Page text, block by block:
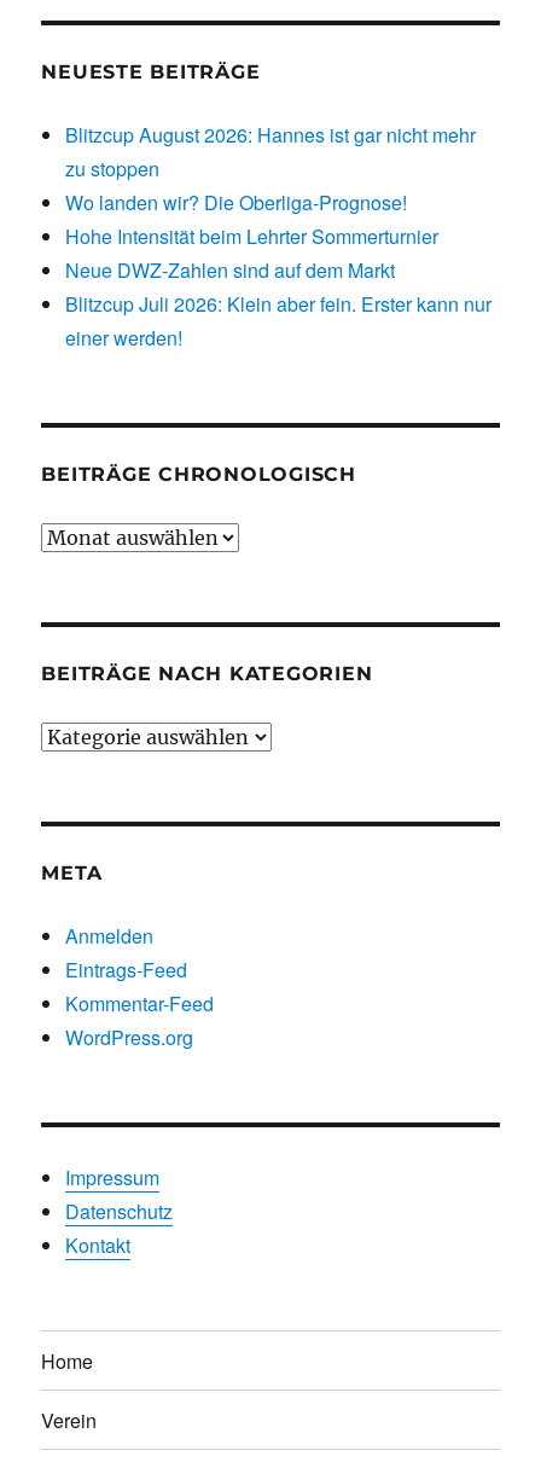
NEUESTE BEITRÄGE
Blitzcup August 2026: Hannes ist gar nicht mehr
zu stoppen
Wo landen wir? Die Oberliga-Prognose!
Hohe Intensität beim Lehrter Sommerturnier
Neue DWZ-Zahlen sind auf dem Markt
Blitzcup Juli 2026: Klein aber fein. Erster kann nur
einer werden!
BEITRÄGE CHRONOLOGISCH
Beiträge
BEITRÄGE NACH KATEGORIEN
Beiträge
META
Anmelden
Eintrags-Feed
Kommentar-Feed
WordPress.org
Impressum
Datenschutz
Kontakt
Home
Verein